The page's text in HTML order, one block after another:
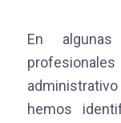
En
hemos